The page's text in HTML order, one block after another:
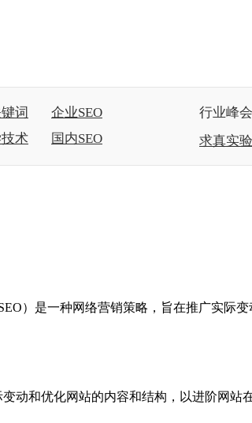
词
企业SEO
术 国内SEO
行业峰会
求真实
）是一种网络营销策略，旨在推广实际
动和优化网站的内容和结构，以进阶网站